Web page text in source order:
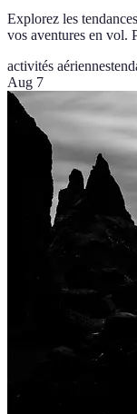
Explorez les
vos aventures en vol.
activités aériennes
Aug 7